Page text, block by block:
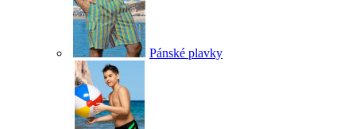
Pánské plavky